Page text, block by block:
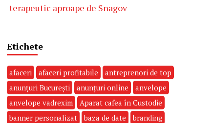
terapeutic aproape de Snagov
Etichete
afaceri afaceri profitabile
antreprenori de top
anunțuri București
anunțuri online
anvelope
anvelope vadrexim
Aparat cafea în Custodie
banner personalizat
baza de date
branding